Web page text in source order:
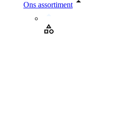
Ons assortiment